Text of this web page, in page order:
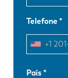
Telefone
País
EN